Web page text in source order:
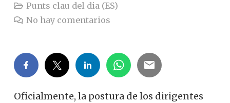
Punts clau del dia (ES)
No hay comentarios
Oficialmente, la postura de los dirigentes